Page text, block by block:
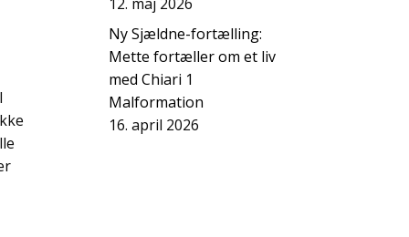
Ny Sjældne-fortælling:
Mette fortæller om et liv
med Chiari 1
Malformation
16. april 2026